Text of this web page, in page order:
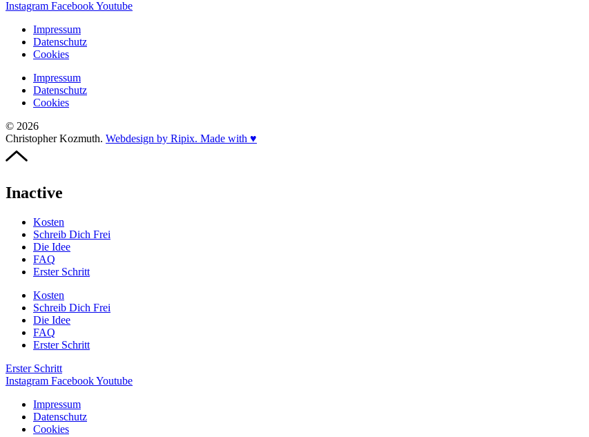
Instagram FacebookYoutube
Impressum
Datenschutz
Cookies
Impressum
Datenschutz
Cookies
© 2026
Christopher Kozmuth. Webdesign by Ripix. Made with ♥
Inactive
Kosten
Schreib Dich Frei
Die Idee
FAQ
Erster Schritt
Kosten
Schreib Dich Frei
Die Idee
FAQ
Erster Schritt
Erster Schritt
Instagram FacebookYoutube
Impressum
Datenschutz
Cookies